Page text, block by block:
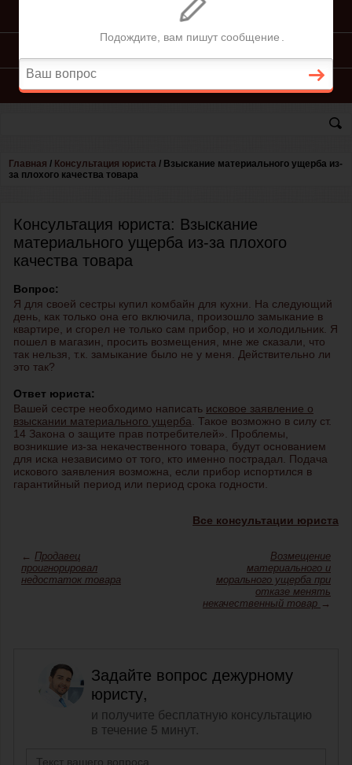
ПОДАЧА ИСКА
КОНСУЛЬТАЦИЯ ЮРИСТА
Главная / Консультация юриста / Взыскание материального ущерба из-
за плохого качества товара
Консультация юриста: Взыскание
материального ущерба из-за плохого
качества товара
Вопрос:
Я для своей сестры купил комбайн для кухни. На следующий
день, как только она его включила, произошло замыкание в
квартире, и сгорел не только сам прибор, но и холодильник. Я
пошел в магазин, просить возмещения, мне же сказали, что
так нельзя, т.к. замыкание было не у меня. Действительно ли
это так?
Ответ юриста:
Вашей сестре необходимо написать исковое заявление о
взыскании материального ущерба. Такое возможно в силу ст.
14 Закона о защите прав потребителей». Проблемы,
возникшие из-за некачественного товара, будут основанием
для иска независимо от того, кто именно пострадал. Подача
искового заявления возможна, если прибор испортился в
гарантийный период или период срока годности.
Все консультации юриста
← Продавец
проигнорировал
недостаток товара
Возмещение
материального и
морального ущерба при
отказе менять
некачественный товар →
Задайте вопрос дежурному
юристу,
и получите бесплатную консультацию
в течение 5 минут.